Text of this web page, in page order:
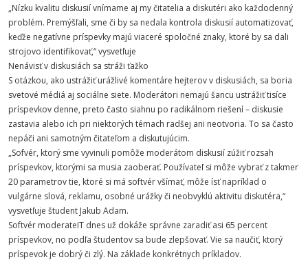
„Nízku kvalitu diskusií vnímame aj my čitatelia a diskutéri ako každodenný
problém. Premýšľali, sme či by sa nedala kontrola diskusií automatizovať,
keďže negatívne príspevky majú viaceré spoločné znaky, ktoré by sa dali
strojovo identifikovať,“ vysvetľuje
Nenávisť v diskusiách sa stráži ťažko
S otázkou, ako ustrážiť urážlivé komentáre hejterov v diskusiách, sa boria
svetové médiá aj sociálne siete. Moderátori nemajú šancu ustrážiť tisíce
príspevkov denne, preto často siahnu po radikálnom riešení – diskusie
zastavia alebo ich pri niektorých témach radšej ani neotvoria. To sa často
nepáči ani samotným čitateľom a diskutujúcim.
„Sofvér, ktorý sme vyvinuli pomôže moderátom diskusií zúžiť rozsah
príspevkov, ktorými sa musia zaoberať. Používateľ si môže vybrať z takmer
20 parametrov tie, ktoré si má softvér všímať, môže ísť napríklad o
vulgárne slová, reklamu, osobné urážky či neobvyklú aktivitu diskutéra,“
vysvetľuje študent Jakub Adam.
Softvér moderateIT dnes už dokáže správne zaradiť asi 65 percent
príspevkov, no podľa študentov sa bude zlepšovať. Vie sa naučiť, ktorý
príspevok je dobrý či zlý. Na základe konkrétnych príkladov.